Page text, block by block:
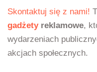
Skontaktuj się z nami!
gadżetyreklamowe,
wydarzeniach
akcjach społecznych.